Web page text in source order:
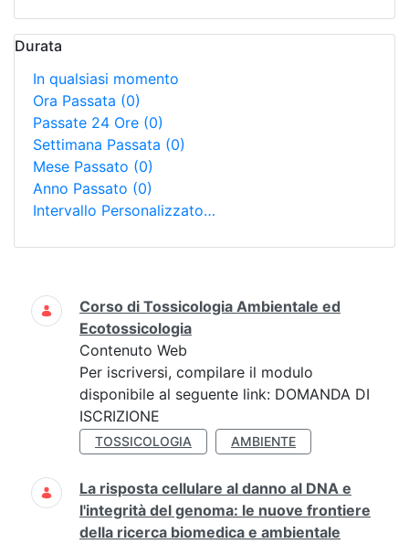
Durata
In qualsiasi momento
Ora Passata (0)
Passate 24 Ore (0)
Settimana Passata (0)
Mese Passato (0)
Anno Passato (0)
Intervallo Personalizzato…
Ricerca
Corso di Tossicologia Ambientale ed
Ecotossicologia
Contenuto Web
Per iscriversi, compilare il modulo
disponibile al seguente link: DOMANDA DI
ISCRIZIONE
TOSSICOLOGIA AMBIENTE
La risposta cellulare al danno al DNA e
l'integrità del genoma: le nuove frontiere
della ricerca biomedica e ambientale